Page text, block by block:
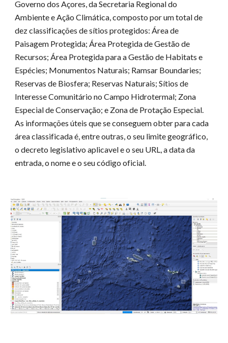
Governo dos Açores, da Secretaria Regional do
Ambiente e Ação Climática, composto por um total de
dez classificações de sítios protegidos: Área de
Paisagem Protegida; Área Protegida de Gestão de
Recursos; Área Protegida para a Gestão de Habitats e
Espécies; Monumentos Naturais; Ramsar Boundaries;
Reservas de Biosfera; Reservas Naturais; Sítios de
Interesse Comunitário no Campo Hidrotermal; Zona
Especial de Conservação; e Zona de Protação Especial.
As informações úteis que se conseguem obter para cada
área classificada é, entre outras, o seu limite geográfico,
odecreto legislativo aplicavel e o seu URL, a data da
entrada, o nome e o seu código oficial.